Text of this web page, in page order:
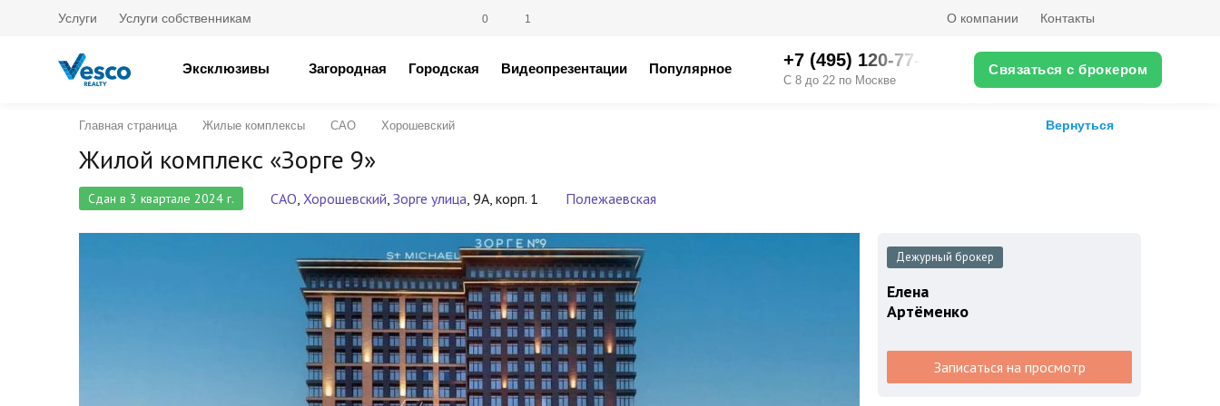
Услуги Услуги собственникам 0 1 О компании Контакты
Эксклюзивы Загородная Городская Видеопрезентации Популярное +7 (495) ‎120-77-XX
С 8 до 22 по Москве
Связаться с брокером
Главная страница Жилые комплексы САО Хорошевский Вернуться
Жилой комплекс «Зорге 9»
Сдан в 3 квартале 2024 г. САО, Хорошевский, Зорге улица, 9А, корп. 1 Полежаевская
Дежурный брокер
Елена
Артёменко
Записаться на просмотр